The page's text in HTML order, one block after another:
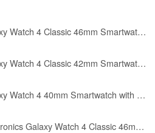
Samsung Galaxy Watch 4 Classic 46mm Smartwatch with ECG Monitor Tracker for Health Fitness Running Sleep Cycles GPS Fall Detection LTE US Version, Black (Renewed)
Samsung Galaxy Watch 4 Classic 42mm Smartwatch with ECG Monitor Tracker for Health Fitness Running Sleep Cycles GPS Fall Detection Bluetooth US Version, Black (Renewed)
Samsung Galaxy Watch 4 40mm Smartwatch with ECG Monitor Tracker for Health Fitness Running Sleep Cycles GPS Fall Detection LTE US Version, Silver (Renewed)
Samsung Electronics Galaxy Watch 4 Classic 46mm Smartwatch with ECG Monitor Tracker for Health Fitness Running Sleep Cycles GPS Fall Detection Bluetooth US Version, Black (Renewed)